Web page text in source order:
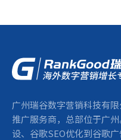
广州瑞谷数字营销科技有
推广服务商，总部位于广
设、谷歌SEO优化到谷歌